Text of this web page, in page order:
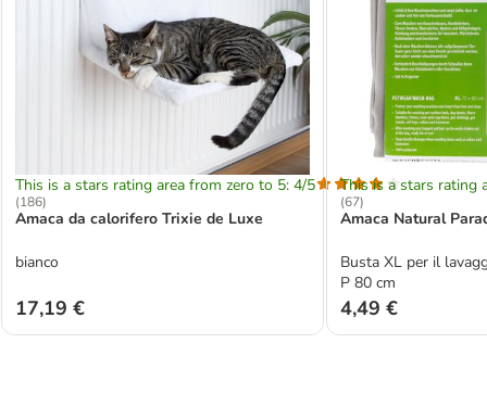
This is a stars rating area from zero to 5: 4/5
(186)
Amaca da calorifero Trixie de Luxe
bianco
17,19 €
This is a stars rating
(67)
Amaca Natural
Busta XL per il
P 80 cm
4,49 €